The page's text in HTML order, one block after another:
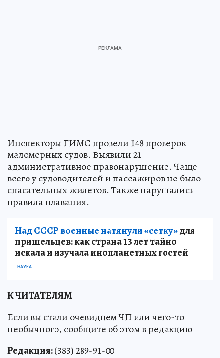
Инспекторы ГИМС провели 148 проверок
маломерных судов. Выявили 21
административное правонарушение. Чаще
всего у судоводителей и пассажиров не было
спасательных жилетов. Также нарушались
правила плавания.
Над СССР военные натянули «сетку»для
пришельцев: как страна 13 лет тайно
искала и изучала инопланетных гостей
НАУКА
К ЧИТАТЕЛЯМ
Если вы стали очевидцем ЧП или чего-то
необычного, сообщите об этом в редакцию
Редакция:(383) 289-91-00